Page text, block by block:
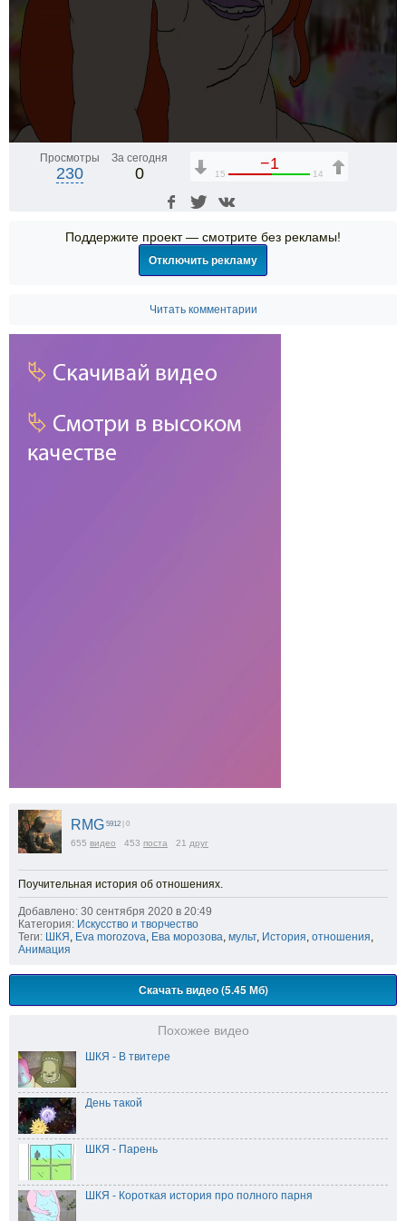
Просмотры
230
За сегодня
0
−1
15 14
Поддержите проект — смотрите без рекламы!
Отключить рекламу
Читать комментарии
RMG 5912 | 0
655 видео 453 поста 21 друг
Поучительная история об отношениях.
Добавлено: 30 сентября 2020 в 20:49
Категория: Искусство и творчество
Теги: ШКЯ Eva morozova Ева морозова мульт, История отношения
Анимация
Скачать видео (5.45 Мб)
Похожее видео
ШКЯ - В твитере
День такой
ШКЯ - Парень
ШКЯ - Короткая история про полного парня